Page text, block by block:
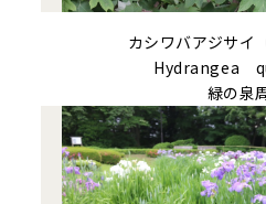
カシワバアジサイ
Hydrangea
緑の泉